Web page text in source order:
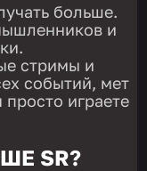
больше.
и
стримы и
событий, мет
играете
SR?